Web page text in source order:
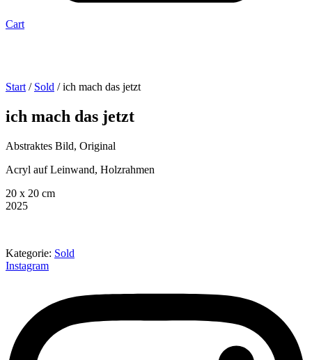
Cart
Start / Sold / ich mach das jetzt
ich mach das jetzt
Abstraktes Bild, Original
Acryl auf Leinwand, Holzrahmen
20 x 20 cm
2025
Kategorie: Sold
Instagram